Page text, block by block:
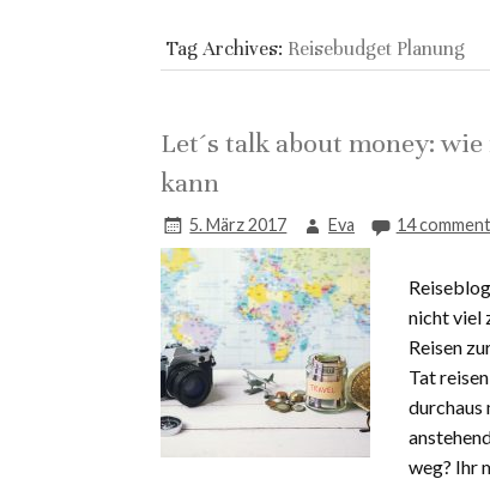
Tag Archives: Reisebudget Planung
Let´s talk about money:
kann
5. März 2017 Eva 14
nicht viel
Reisen
Tat
durchaus
weg? Ihr